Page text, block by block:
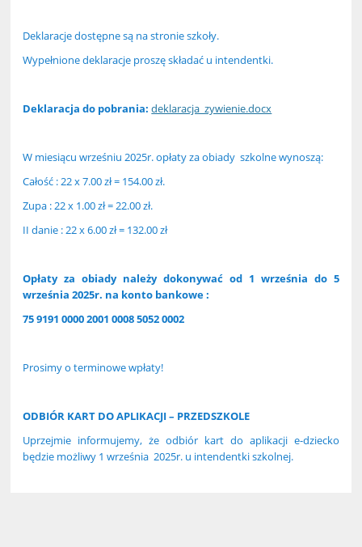
Deklaracje dostępne są na stronie szkoły.
Wypełnione deklaracje proszę składać u intendentki.
Deklaracja do pobrania: deklaracja_zywienie.docx
W miesiącu wrześniu 2025r. opłaty za obiady szkolne wynoszą:
Całość : 22 x 7.00 zł = 154.00 zł.
Zupa : 22 x 1.00 zł = 22.00 zł.
II danie : 22 x 6.00 zł = 132.00 zł
Opłaty za obiady należy dokonywać od 1 września do 5
września 2025r. na konto bankowe :
75 9191 0000 2001 0008 5052 0002
Prosimy o terminowe wpłaty!
ODBIÓR KART DO APLIKACJI – PRZEDSZKOLE
Uprzejmie informujemy, że odbiór kart do aplikacji e-dziecko
będzie możliwy 1 września 2025r. u intendentki szkolnej.